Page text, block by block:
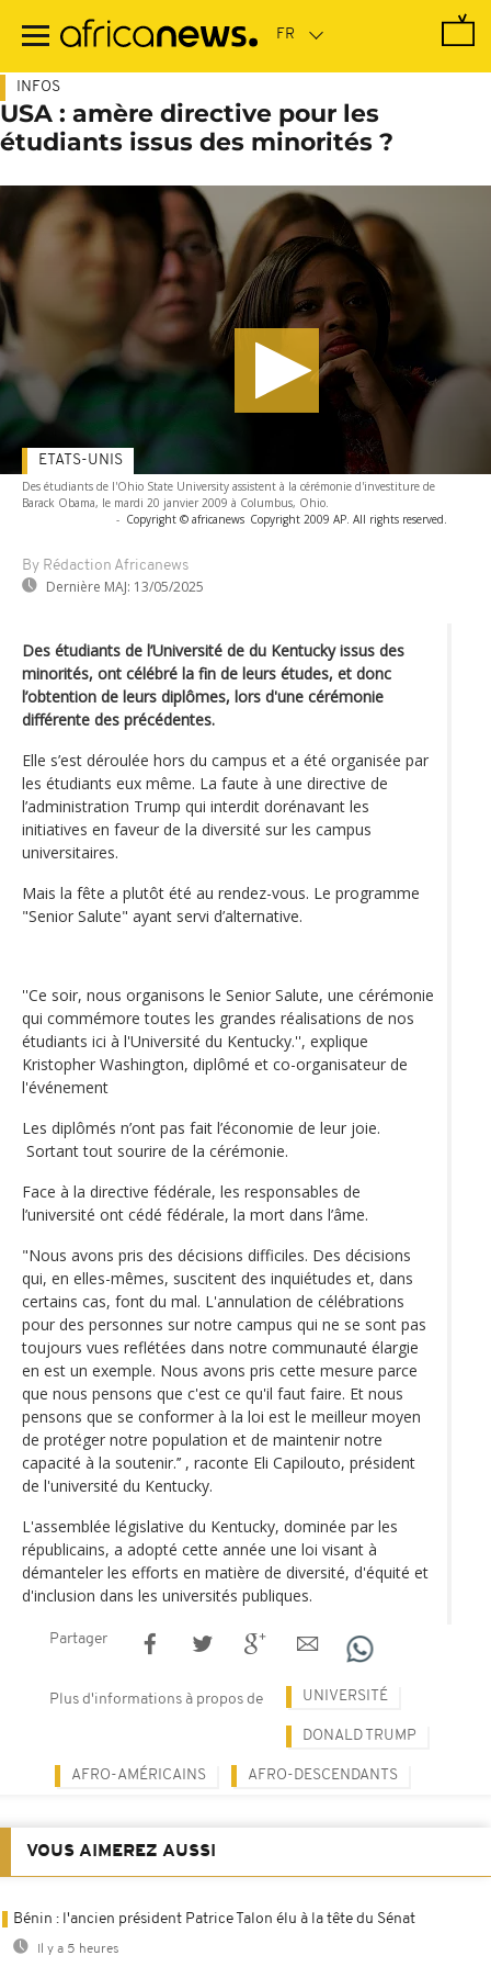
contenu
INFOS
USA : amère directive pour les
étudiants issus des minorités ?
Des étudiants de l'Ohio State University assistent à la cérémonie d'investiture de
Barack Obama, le mardi 20 janvier 2009 à Columbus, Ohio.
- Copyright © africanews Copyright 2009 AP. All rights reserved.
By Rédaction Africanews
Dernière MAJ: 13/05/2025
ETATS-UNIS
Des étudiants de l’Université de du Kentucky issus des
minorités, ont célébré la fin de leurs études, et donc
l’obtention de leurs diplômes, lors d'une cérémonie
différente des précédentes.
Elle s’est déroulée hors du campus et a été organisée par
les étudiants eux même. La faute à une directive de
l’administration Trump qui interdit dorénavant les
initiatives en faveur de la diversité sur les campus
universitaires.
Mais la fête a plutôt été au rendez-vous. Le programme
"Senior Salute" ayant servi d’alternative.
''Ce soir, nous organisons le Senior Salute, une cérémonie
qui commémore toutes les grandes réalisations de nos
étudiants ici à l'Université du Kentucky.'', explique
Kristopher Washington, diplômé et co-organisateur de
l'événement
Les diplômés n’ont pas fait l’économie de leur joie.
Sortant tout sourire de la cérémonie.
Face à la directive fédérale, les responsables de
l’université ont cédé fédérale, la mort dans l’âme.
"Nous avons pris des décisions difficiles. Des décisions
qui, en elles-mêmes, suscitent des inquiétudes et, dans
certains cas, font du mal. L'annulation de célébrations
pour des personnes sur notre campus qui ne se sont pas
toujours vues reflétées dans notre communauté élargie
en est un exemple. Nous avons pris cette mesure parce
que nous pensons que c'est ce qu'il faut faire. Et nous
pensons que se conformer à la loi est le meilleur moyen
de protéger notre population et de maintenir notre
capacité à la soutenir.’’ , raconte Eli Capilouto, président
de l'université du Kentucky.
L'assemblée législative du Kentucky, dominée par les
républicains, a adopté cette année une loi visant à
démanteler les efforts en matière de diversité, d'équité et
d'inclusion dans les universités publiques.
Partager
Plus d'informations à propos de UNIVERSITÉ
DONALD TRUMP
AFRO-AMÉRICAINS AFRO-DESCENDANTS
VOUS AIMEREZ AUSSI
Bénin : l'ancien président Patrice Talon élu à la tête du Sénat
Il y a 5 heures